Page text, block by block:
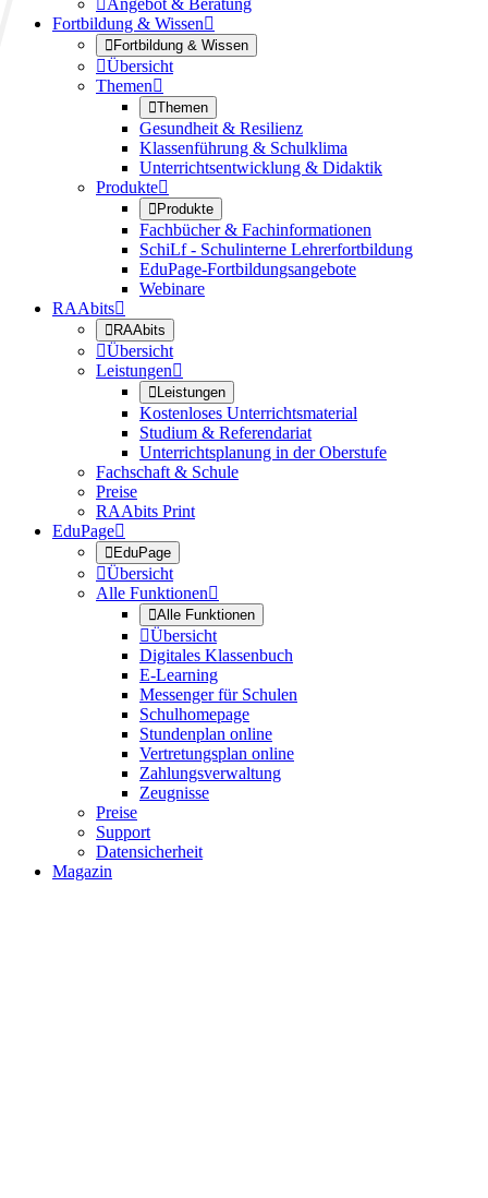
Fortbildung & Wissen
Fortbildung & Wissen
Übersicht
Themen
Themen
Gesundheit & Resilienz
Klassenführung & Schulklima
Unterrichtsentwicklung & Didaktik
Produkte
Produkte
Fachbücher & Fachinformationen
SchiLf - Schulinterne Lehrerfortbildung
EduPage-Fortbildungsangebote
Webinare
RAAbits
RAAbits
Übersicht
Leistungen
Leistungen
Kostenloses Unterrichtsmaterial
Studium & Referendariat
Unterrichtsplanung in der Oberstufe
Fachschaft & Schule
Preise
RAAbits Print
EduPage
EduPage
Übersicht
Alle Funktionen
Alle Funktionen
Übersicht
Digitales Klassenbuch
E-Learning
Messenger für Schulen
Schulhomepage
Stundenplan online
Vertretungsplan online
Zahlungsverwaltung
Zeugnisse
Preise
Support
Datensicherheit
Magazin